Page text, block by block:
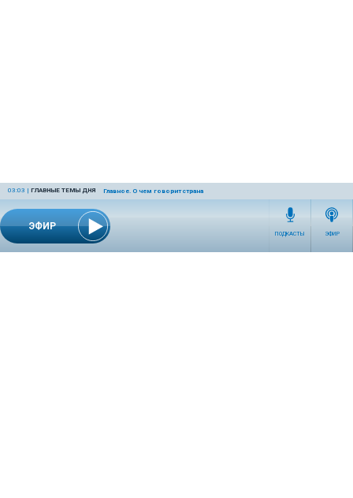
ЭФИР
03:03 | ГЛАВНЫЕ ТЕМЫ ДНЯ Главное. О чем говорит страна
ПОДКАСТЫ ЭФИР